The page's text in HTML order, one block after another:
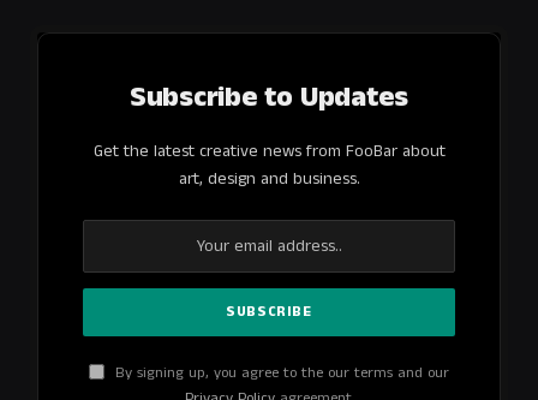
Subscribe to Updates
Get the latest creative news from FooBar about
art, design and business.
By signing up, you agree to the our terms and our